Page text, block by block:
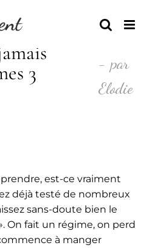
3
- par
Elodie
est-ce vraiment
déjà testé de nombreux
sans-doute bien le
On fait un régime, on perd
à manger